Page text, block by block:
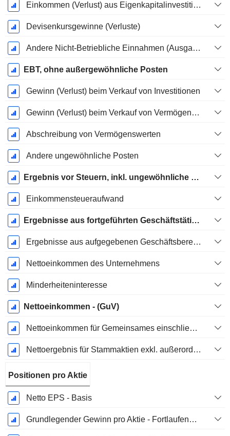
Einkommen (Verlust) aus Eigenkapitalinvestitionen.
Devisenkursgewinne (Verluste)
Andere Nicht-Betriebliche Einnahmen (Ausgaben)
EBT, ohne außergewöhnliche Posten
Gewinn (Verlust) beim Verkauf von Investitionen
Gewinn (Verlust) beim Verkauf von Vermögenswerten
Abschreibung von Vermögenswerten
Andere ungewöhnliche Posten
Ergebnis vor Steuern, inkl. ungewöhnliche Posten
Einkommensteueraufwand
Ergebnisse aus fortgeführten Geschäftstätigkeiten
Ergebnisse aus aufgegebenen Geschäftsbereichen
Nettoeinkommen des Unternehmens
Minderheiteninteresse
Nettoeinkommen - (GuV)
Nettoeinkommen für Gemeinsames einschließlich außerordentlicher Posten
Nettoergebnis für Stammaktien exkl. außerordentliche Posten
Positionen pro Aktie
Netto EPS - Basis
Grundlegender Gewinn pro Aktie - Fortlaufende Geschäftstätigkeit